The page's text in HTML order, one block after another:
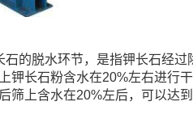
的脱水环节，是指钾长石经过
钾长石粉含水在20%左右进行
筛上含水在20%左后，可以达